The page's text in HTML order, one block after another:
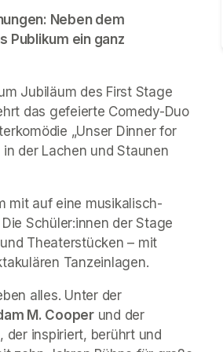
Neben dem
Publikum ein ganz
Jubiläum des First Stage
Theaters wird ein Fest für alle Sinne! Als ganz besonderes Highlight kehrt das gefeierte Comedy-Duo
„Unser Dinner for
der Lachen und Staunen
mit auf eine musikalisch-
Schüler:innen der Stage
Theaterstücken – mit
Tanzeinlagen.
alles. Unter der
M. Cooper und der
der inspiriert, berührt und